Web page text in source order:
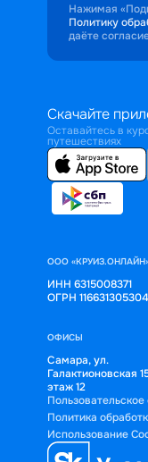
Нажимая
Политику
даёте
Скачайте
Оставайтесь в
путешествиях
ООО
ИНН 6315008371
ОГРН
ОФИСЫ
Самара, ул.
Галактионовская
этаж 12
Политика
Использование